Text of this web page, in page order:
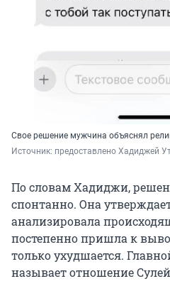
Свое решение мужчина объяснял
Источник: предоставлено Хадиджей
По словам Хадиджи,
спонтанно. Она
анализировала
постепенно пришла к
только ухудшается.
называет отношение